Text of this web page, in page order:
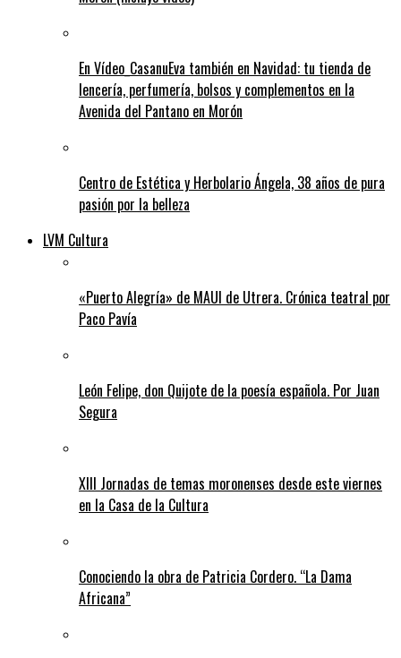
En Vídeo_CasanuEva también en Navidad: tu tienda de
lencería, perfumería, bolsos y complementos en la
Avenida del Pantano en Morón
Centro de Estética y Herbolario Ángela, 38 años de pura
pasión por la belleza
LVM Cultura
«Puerto Alegría» de MAUI de Utrera. Crónica teatral por
Paco Pavía
León Felipe, don Quijote de la poesía española. Por Juan
Segura
XIII Jornadas de temas moronenses desde este viernes
en la Casa de la Cultura
Conociendo la obra de Patricia Cordero. “La Dama
Africana”